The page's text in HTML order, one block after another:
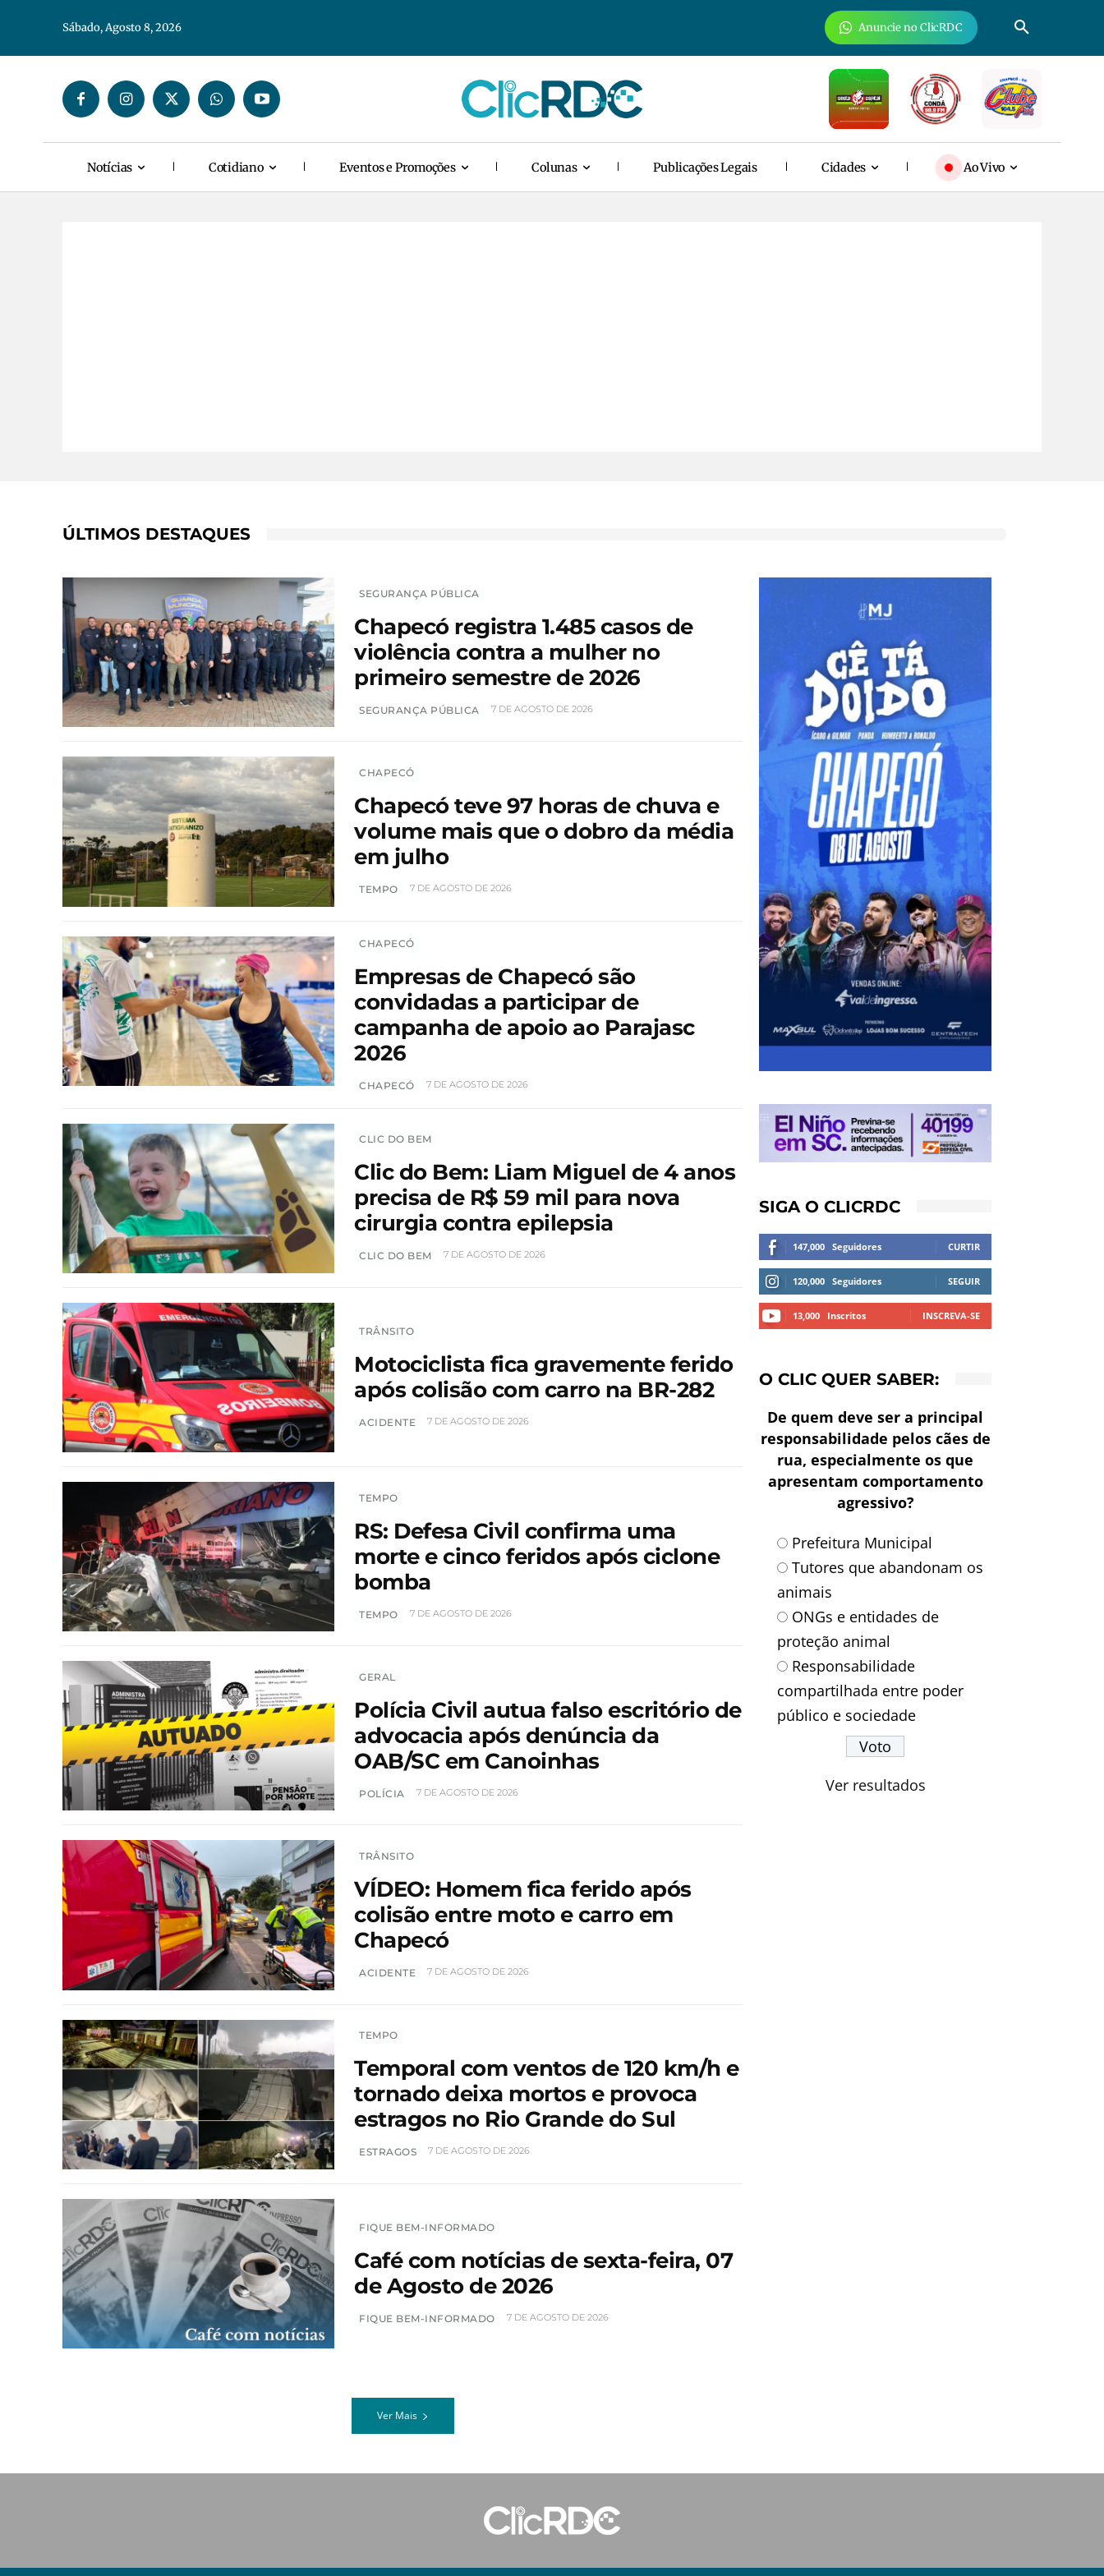
Sábado, Agosto 8, 2026 Anuncie no ClicRDC
Notícias Cotidiano Eventos e Promoções Colunas Publicações Legais Cidades Ao Vivo
ÚLTIMOS DESTAQUES
SEGURANÇA PÚBLICA
Chapecó registra 1.485 casos de
violência contra a mulher no
primeiro semestre de 2026
SEGURANÇA PÚBLICA 7 DE AGOSTO DE 2026
CHAPECÓ
Chapecó teve 97 horas de chuva e
volume mais que o dobro da média
em julho
TEMPO 7 DE AGOSTO DE 2026
CHAPECÓ
Empresas de Chapecó são
convidadas a participar de
campanha de apoio ao Parajasc
2026
CHAPECÓ 7 DE AGOSTO DE 2026
CLIC DO BEM
Clic do Bem: Liam Miguel de 4 anos
precisa de R$ 59 mil para nova
cirurgia contra epilepsia
CLIC DO BEM 7 DE AGOSTO DE 2026
TRÂNSITO
Motociclista fica gravemente ferido
após colisão com carro na BR-282
ACIDENTE 7 DE AGOSTO DE 2026
TEMPO
RS: Defesa Civil confirma uma
morte e cinco feridos após ciclone
bomba
TEMPO 7 DE AGOSTO DE 2026
GERAL
Polícia Civil autua falso escritório de
advocacia após denúncia da
OAB/SC em Canoinhas
POLÍCIA 7 DE AGOSTO DE 2026
TRÂNSITO
VÍDEO: Homem fica ferido após
colisão entre moto e carro em
Chapecó
ACIDENTE 7 DE AGOSTO DE 2026
TEMPO
Temporal com ventos de 120 km/h e
tornado deixa mortos e provoca
estragos no Rio Grande do Sul
ESTRAGOS 7 DE AGOSTO DE 2026
FIQUE BEM-INFORMADO
Café com notícias de sexta-feira, 07
de Agosto de 2026
FIQUE BEM-INFORMADO 7 DE AGOSTO DE 2026
Ver Mais
SIGA O CLICRDC
147,000 Seguidores CURTIR
120,000 Seguidores SEGUIR
13,000 Inscritos INSCREVA-SE
O CLIC QUER SABER:
De quem deve ser a principal
responsabilidade pelos cães de
rua, especialmente os que
apresentam comportamento
agressivo?
Prefeitura Municipal
Tutores que abandonam os
animais
ONGs e entidades de
proteção animal
Responsabilidade
compartilhada entre poder
público e sociedade
Ver resultados